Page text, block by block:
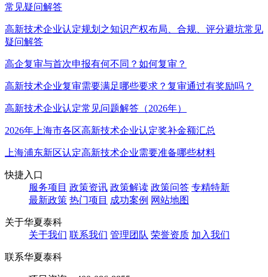
常见疑问解答
高新技术企业认定规划之知识产权布局、合规、评分避坑常见
疑问解答
高企复审与首次申报有何不同？如何复审？
高新技术企业复审需要满足哪些要求？复审通过有奖励吗？
高新技术企业认定常见问题解答（2026年）
2026年上海市各区高新技术企业认定奖补金额汇总
上海浦东新区认定高新技术企业需要准备哪些材料
快捷入口
服务项目 政策资讯 政策解读 政策问答 专精特新
最新政策 热门项目 成功案例 网站地图
关于华夏泰科
关于我们 联系我们 管理团队 荣誉资质 加入我们
联系华夏泰科